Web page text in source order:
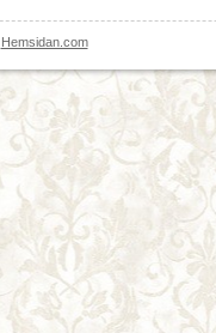
Hemsidan.com